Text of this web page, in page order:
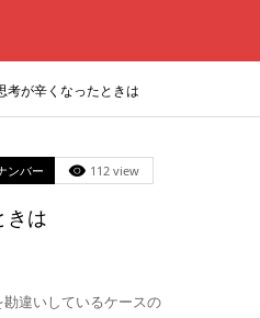
考が辛くなったときは
ンバー 112 view
きは
違いしているケースの